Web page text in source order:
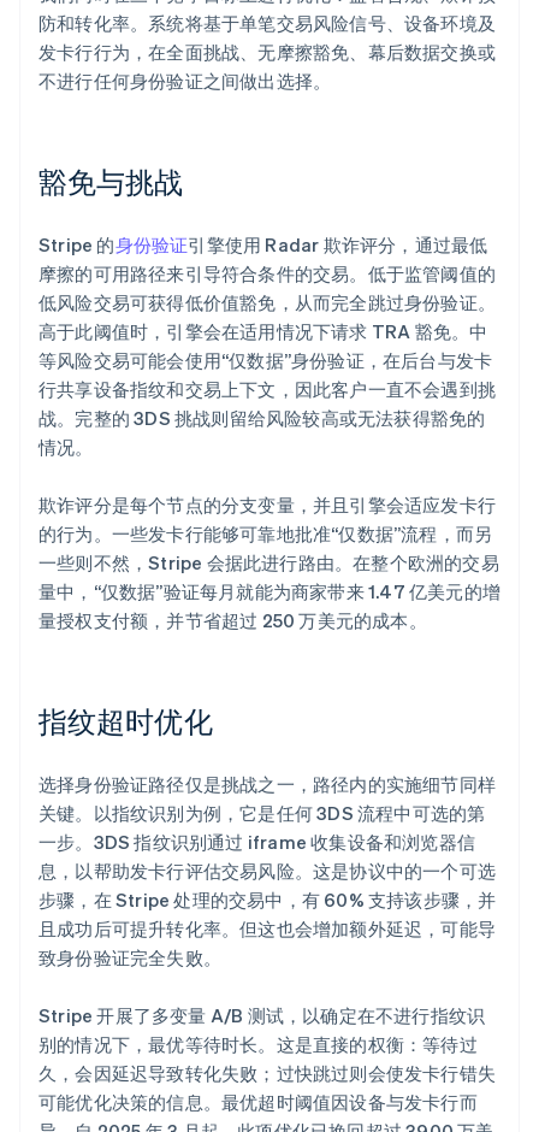
防和转化率。系统将基于单笔交易风险信号、设备环境及
发卡行行为，在全面挑战、无摩擦豁免、幕后数据交换或
不进行任何身份验证之间做出选择。
豁免与挑战
Stripe 的身份验证引擎使用 Radar 欺诈评分，通过最低
摩擦的可用路径来引导符合条件的交易。低于监管阈值的
低风险交易可获得低价值豁免，从而完全跳过身份验证。
高于此阈值时，引擎会在适用情况下请求 TRA 豁免。中
等风险交易可能会使用“仅数据”身份验证，在后台与发卡
行共享设备指纹和交易上下文，因此客户一直不会遇到挑
战。完整的 3DS 挑战则留给风险较高或无法获得豁免的
情况。
欺诈评分是每个节点的分支变量，并且引擎会适应发卡行
的行为。一些发卡行能够可靠地批准“仅数据”流程，而另
一些则不然，Stripe 会据此进行路由。在整个欧洲的交易
量中，“仅数据”验证每月就能为商家带来 1.47 亿美元的增
量授权支付额，并节省超过 250 万美元的成本。
指纹超时优化
选择身份验证路径仅是挑战之一，路径内的实施细节同样
关键。以指纹识别为例，它是任何 3DS 流程中可选的第
一步。3DS 指纹识别通过 iframe 收集设备和浏览器信
息，以帮助发卡行评估交易风险。这是协议中的一个可选
步骤，在 Stripe 处理的交易中，有 60% 支持该步骤，并
且成功后可提升转化率。但这也会增加额外延迟，可能导
致身份验证完全失败。
Stripe 开展了多变量 A/B 测试，以确定在不进行指纹识
别的情况下，最优等待时长。这是直接的权衡：等待过
久，会因延迟导致转化失败；过快跳过则会使发卡行错失
可能优化决策的信息。最优超时阈值因设备与发卡行而